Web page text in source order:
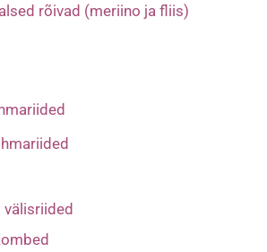
rõivad (meriino ja fliis)